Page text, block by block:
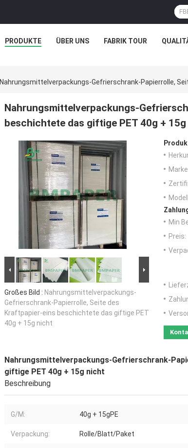
PRODUKTE ÜBER UNS FABRIK TOUR
Nahrungsmittelverpackungs-Gefrierschrank-Papierrolle,
Nahrungsmittelverpackungs-
beschichtete das giftige PET 40g +
Großes Bild : Nahrungsmittelverpackungs-
Gefrierschrank-Papierrolle, Seite des
Kraftpapier-eins beschichtete das giftige PET
40g + 15g nicht
Min
Preis:
Nahrungsmittelverpackungs-Gefrierschrank-
giftige PET 40g + 15g nicht
Beschreibung
G/M: 40g + 15gPE
Verpackung: Rolle/Blatt/Paket